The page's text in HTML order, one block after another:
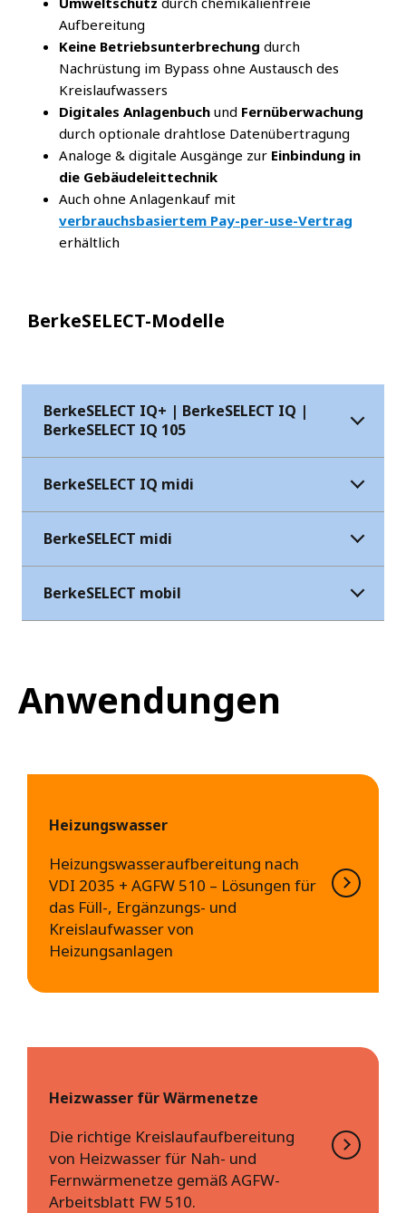
Aufbereitung
Keine Betriebsunterbrechung durch
Nachrüstung im Bypass ohne Austausch des
Kreislaufwassers
Digitales Anlagenbuch und Fernüberwachung
durch optionale drahtlose Datenübertragung
Analoge & digitale Ausgänge zur Einbindung in
die Gebäudeleittechnik
Auch ohne Anlagenkauf mit
verbrauchsbasiertem Pay-per-use-Vertrag
erhältlich
BerkeSELECT-Modelle
BerkeSELECT IQ+ | BerkeSELECT IQ |
BerkeSELECT IQ 105
BerkeSELECT IQ midi
BerkeSELECT midi
BerkeSELECT mobil
Anwendungen
Heizungswasser
Heizungswasseraufbereitung nach
VDI 2035 + AGFW 510 – Lösungen für
das Füll-, Ergänzungs- und
Kreislaufwasser von
Heizungsanlagen
Heizwasser für Wärmenetze
Die richtige Kreislaufaufbereitung
von Heizwasser für Nah- und
Fernwärmenetze gemäß AGFW-
Arbeitsblatt FW 510.